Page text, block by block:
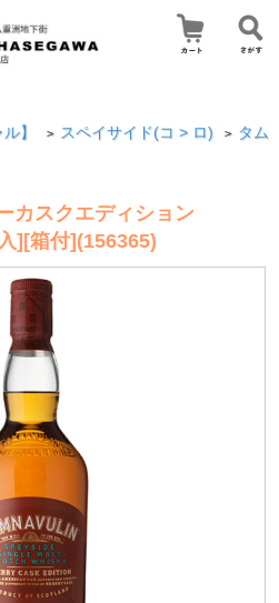
】 > スペイサイド(コ > ロ) > タム
カスクエディション
][箱付](156365)